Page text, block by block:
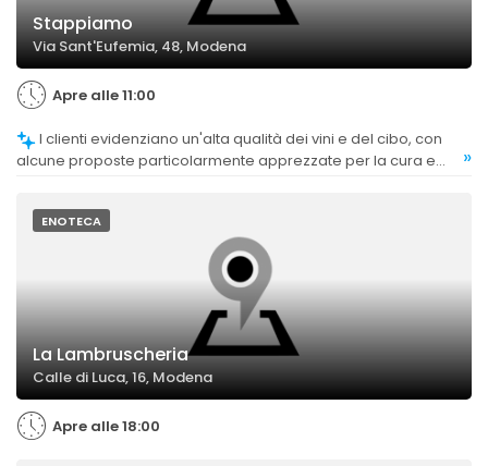
Stappiamo
Via Sant'Eufemia, 48, Modena
Apre alle 11:00
alcune proposte particolarmente apprezzate per la cura e
»
ENOTECA
La Lambruscheria
Calle di Luca, 16, Modena
Apre alle 18:00